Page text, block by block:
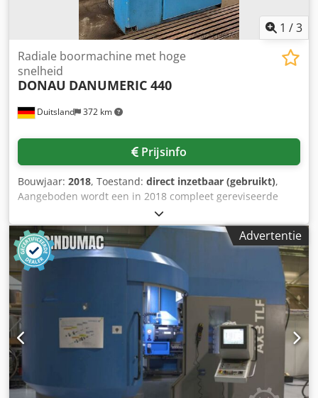
1 /3
Duitsland 372 km
Radiale boormachine met hoge
snelheid
DONAU DANUMERIC 440
Prijsinfo
Bouwjaar: 2018, Toestand: direct inzetbaar (gebruikt),
Aangeboden wordt een in 2018 compleet gereviseerde
CNC-radiaalboormachine. Werkbereik X/Y: 1050 mm/1800
mm, boorcapaciteit staal: 40 mm, gietijzer: 50 mm,
draadsnijden: M36–M45, gereedschaphouder: SK40,
toerentalbereik: 15–2800 tpm, pinoleverplaatsing Z: 200
mm, kolomverplaatsing W: 410 mm, tafelopspanvlak X/Y:
1800 mm/600 mm, toevoersnelheid: 5–2000 mm/min,
snelgang X/Y: 7,5 m/min, besturing: CNC-besturing.
Uitgerust met 360° zwenkinrichting, motorische
gereedschapsopspanning, drieklauwplaat voor ronde
delen, gemoderniseerde LCD-monitor, uitgebreid
gereedschapspakket. Gewicht: ca. 2.900 kg, totale
afmetingen X/Y/Z: ca. 2.600 mm/1.900 mm/2.950 mm.
Bezichtiging mogelijk op afspraak. Cedpfjy Tn Ntex Afwoha
Advertentie